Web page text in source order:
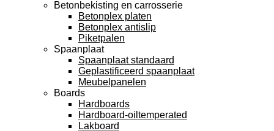
Betonbekisting en carrosserie
Betonplex platen
Betonplex antislip
Piketpalen
Spaanplaat
Spaanplaat standaard
Geplastificeerd spaanplaat
Meubelpanelen
Boards
Hardboards
Hardboard-oiltemperated
Lakboard